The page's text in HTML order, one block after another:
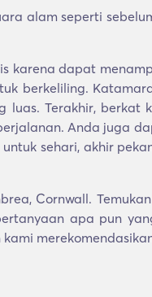
alam seperti
karena dapat
berkeliling.
Terakhir, berkat
Anda juga
sehari, akhir
Cornwall.
apa pun